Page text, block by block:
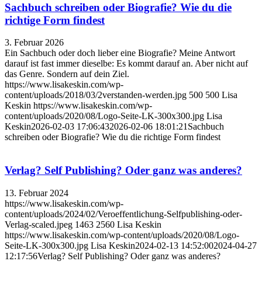
Sachbuch schreiben oder Biografie? Wie du die
richtige Form findest
3. Februar 2026
Ein Sachbuch oder doch lieber eine Biografie? Meine Antwort
darauf ist fast immer dieselbe: Es kommt darauf an. Aber nicht auf
das Genre. Sondern auf dein Ziel.
https://www.lisakeskin.com/wp-
content/uploads/2018/03/2verstanden-werden.jpg 500 500 Lisa
Keskin https://www.lisakeskin.com/wp-
content/uploads/2020/08/Logo-Seite-LK-300x300.jpg Lisa
Keskin2026-02-03 17:06:432026-02-06 18:01:21Sachbuch
schreiben oder Biografie? Wie du die richtige Form findest
Verlag? Self Publishing? Oder ganz was anderes?
13. Februar 2024
https://www.lisakeskin.com/wp-
content/uploads/2024/02/Veroeffentlichung-Selfpublishing-oder-
Verlag-scaled.jpeg 1463 2560 Lisa Keskin
https://www.lisakeskin.com/wp-content/uploads/2020/08/Logo-
Seite-LK-300x300.jpg Lisa Keskin2024-02-13 14:52:002024-04-27
12:17:56Verlag? Self Publishing? Oder ganz was anderes?